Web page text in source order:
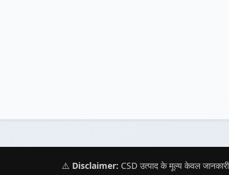
⚠️ Disclaimer: CSD उत्पाद के मूल्य केवल